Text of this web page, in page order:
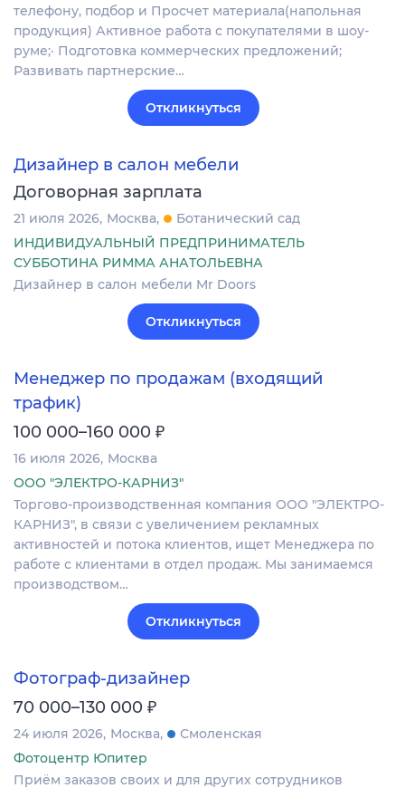
телефону, подбор и Просчет материала(напольная
продукция) Активное работа с покупателями в шоу-
руме;· Подготовка коммерческих предложений;
Развивать партнерские…
Откликнуться
Дизайнер в салон мебели
Договорная зарплата
21 июля 2026 Москва
Ботанический сад
ИНДИВИДУАЛЬНЫЙ ПРЕДПРИНИМАТЕЛЬ
СУББОТИНА РИММА АНАТОЛЬЕВНА
Дизайнер в салон мебели Mr Doors
Откликнуться
Менеджер по продажам (входящий
трафик)
100 000–160 000 ₽
16 июля 2026 Москва
ООО "ЭЛЕКТРО-КАРНИЗ"
Торгово-производственная компания ООО "ЭЛЕКТРО-
КАРНИЗ", в связи с увеличением рекламных
активностей и потока клиентов, ищет Менеджера по
работе с клиентами в отдел продаж. Мы занимаемся
производством…
Откликнуться
Фотограф-дизайнер
70 000–130 000 ₽
24 июля 2026 Москва
Смоленская
Фотоцентр Юпитер
Приём заказов своих и для других сотрудников